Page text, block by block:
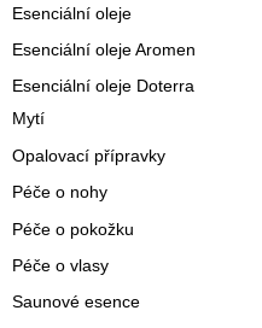
Esenciální oleje
Esenciální oleje Aromen
Esenciální oleje Doterra
Mytí
Opalovací přípravky
Péče o nohy
Péče o pokožku
Péče o vlasy
Saunové esence